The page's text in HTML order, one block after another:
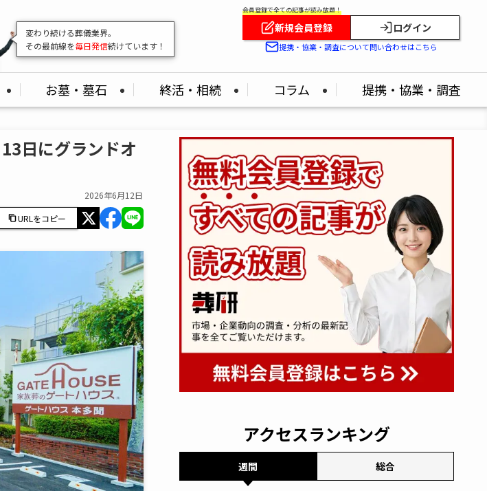
変わり続ける葬儀業界。
その最前線を毎日発信続けています！
会員登録で全ての記事が読み放題！
新規会員登録 ログイン
提携・協業・調査について問い合わせはこちら
お墓・墓石 終活・相続 コラム 提携・協業・調査
日にグランドオ
2026年6月12日
URLをコピー
アクセスランキング
週間 総合